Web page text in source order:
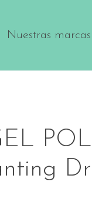
Nuestras marcas